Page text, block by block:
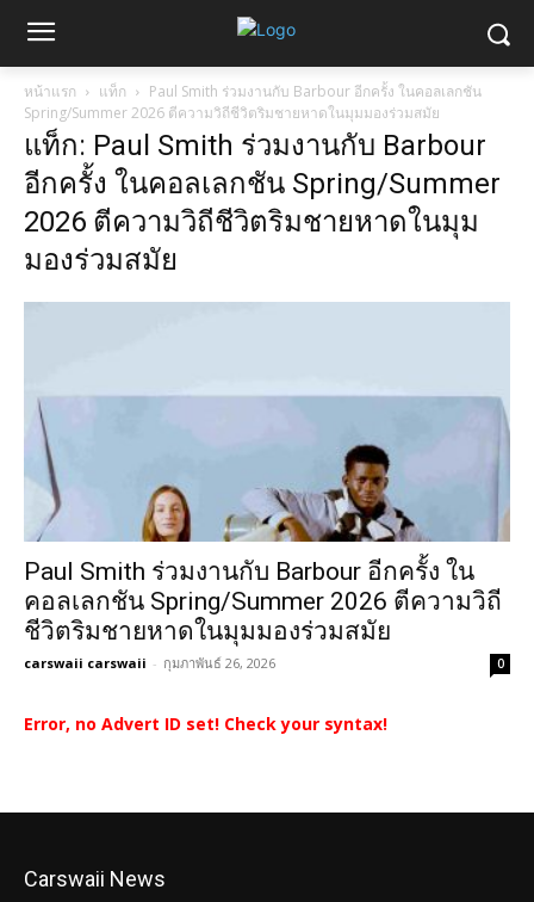
หน้าแรก แท็ก
Paul Smith ร่วมงานกับ Barbour อีกครั้ง ในคอลเลกชัน
Spring/Summer 2026 ตีความวิถีชีวิตริมชายหาดในมุมมองร่วมสมัย
แท็ก: Paul Smith ร่วมงานกับ Barbour
อีกครั้ง ในคอลเลกชัน Spring/Summer
2026 ตีความวิถีชีวิตริมชายหาดในมุม
มองร่วมสมัย
Paul Smith ร่วมงานกับ Barbour อีกครั้ง ใน
คอลเลกชัน Spring/Summer 2026 ตีความวิถี
ชีวิตริมชายหาดในมุมมองร่วมสมัย
carswaii carswaii - กุมภาพันธ์ 26, 2026 0
Error, no Advert ID set! Check your syntax!
Carswaii News